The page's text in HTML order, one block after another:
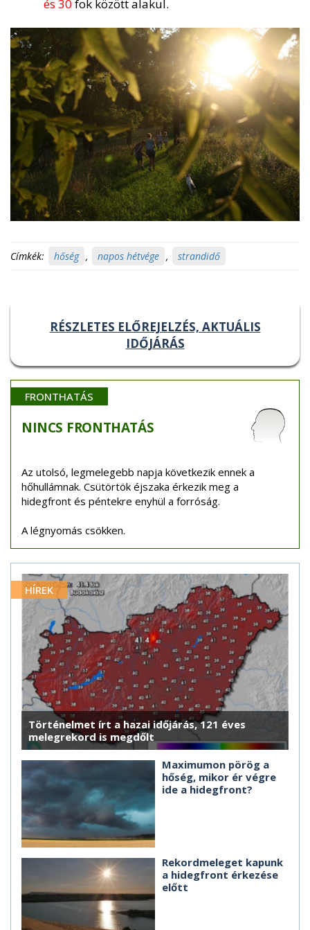
és 30fok között alakul.
Címkék: hőség , napos hétvége , strandidő
RÉSZLETES ELŐREJELZÉS, AKTUÁLIS
IDŐJÁRÁS
FRONTHATÁS
NINCS FRONTHATÁS
Az utolsó, legmelegebb napja következik ennek a
hőhullámnak. Csütörtök éjszaka érkezik meg a
hidegfront és péntekre enyhül a forróság.
A légnyomás csökken.
HÍREK
Történelmet írt a hazai időjárás, 121 éves
melegrekord is megdőlt
Maximumon pörög a
hőség, mikor ér végre
ide a hidegfront?
Rekordmeleget kapunk
a hidegfront érkezése
előtt